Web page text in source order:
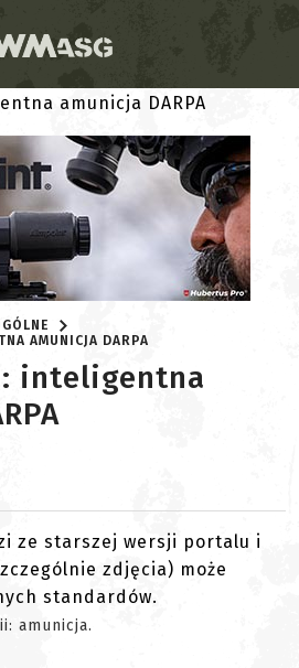
AMUNICJA DARPA
inteligentna
ze starszej wersji portalu i
zdjęcia) może
standardów.
amunicja.